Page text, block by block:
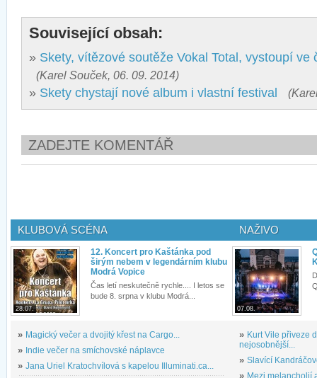
Související obsah:
» Skety, vítězové soutěže Vokal Total, vystoupí ve
(Karel Souček, 06. 09. 2014)
» Skety chystají nové album i vlastní festival
ZADEJTE KOMENTÁŘ
KLUBOVÁ SCÉNA
28.07.
12. Koncert pro Kaštánka pod
širým nebem v legendárním klubu
Modrá Vopice
Čas letí neskutečně rychle.... I letos se
bude 8. srpna v klubu Modrá...
» Magický večer a dvojitý křest na Cargo...
» Indie večer na smíchovské náplavce
» Jana Uriel Kratochvílová s kapelou Illuminati.ca...
NAŽIVO
07.08.
» Kurt Vile přiveze
nejosobnější...
» Slavící
» Mezi melancholií